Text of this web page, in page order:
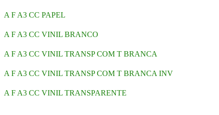
A F A3 CC PAPEL
A F A3 CC VINIL BRANCO
A F A3 CC VINIL TRANSP COM T BRANCA
A F A3 CC VINIL TRANSP COM T BRANCA INV
A F A3 CC VINIL TRANSPARENTE